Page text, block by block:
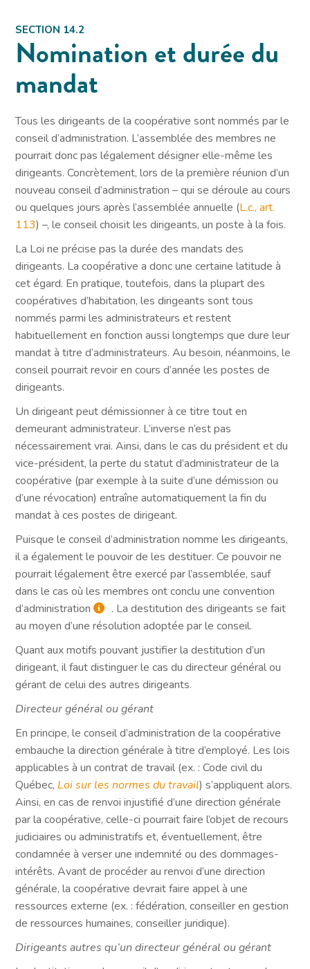
SECTION 14.2
Nomination et durée du
mandat
Tous les dirigeants de la coopérative sont nommés par le
conseil d’administration. L’assemblée des membres ne
pourrait donc pas légalement désigner elle-même les
dirigeants. Concrètement, lors de la première réunion d’un
nouveau conseil d’administration – qui se déroule au cours
ou quelques jours après l’assemblée annuelle (L.c., art.
113) –, le conseil choisit les dirigeants, un poste à la fois.
La Loi ne précise pas la durée des mandats des
dirigeants. La coopérative a donc une certaine latitude à
cet égard. En pratique, toutefois, dans la plupart des
coopératives d’habitation, les dirigeants sont tous
nommés parmi les administrateurs et restent
habituellement en fonction aussi longtemps que dure leur
mandat à titre d’administrateurs. Au besoin, néanmoins, le
conseil pourrait revoir en cours d’année les postes de
dirigeants.
Un dirigeant peut démissionner à ce titre tout en
demeurant administrateur. L’inverse n’est pas
nécessairement vrai. Ainsi, dans le cas du président et du
vice-président, la perte du statut d’administrateur de la
coopérative (par exemple à la suite d’une démission ou
d’une révocation) entraîne automatiquement la fin du
mandat à ces postes de dirigeant.
Puisque le conseil d’administration nomme les dirigeants,
il a également le pouvoir de les destituer. Ce pouvoir ne
pourrait légalement être exercé par l’assemblée, sauf
dans le cas où les membres ont conclu une convention
d’administration
. La destitution des dirigeants se fait
au moyen d’une résolution adoptée par le conseil.
Quant aux motifs pouvant justifier la destitution d’un
dirigeant, il faut distinguer le cas du directeur général ou
gérant de celui des autres dirigeants.
Directeur général ou gérant
En principe, le conseil d’administration de la coopérative
embauche la direction générale à titre d’employé. Les lois
applicables à un contrat de travail (ex. : Code civil du
Québec, Loi sur les normes du travail) s’appliquent alors.
Ainsi, en cas de renvoi injustifié d’une direction générale
par la coopérative, celle-ci pourrait faire l’objet de recours
judiciaires ou administratifs et, éventuellement, être
condamnée à verser une indemnité ou des dommages-
intérêts. Avant de procéder au renvoi d’une direction
générale, la coopérative devrait faire appel à une
ressources externe (ex. : fédération, conseiller en gestion
de ressources humaines, conseiller juridique).
Dirigeants autres qu’un directeur général ou gérant